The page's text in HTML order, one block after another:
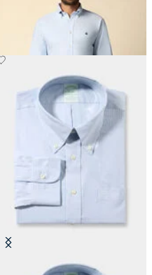
Chemise Slim Fit Non-Iron Oxford